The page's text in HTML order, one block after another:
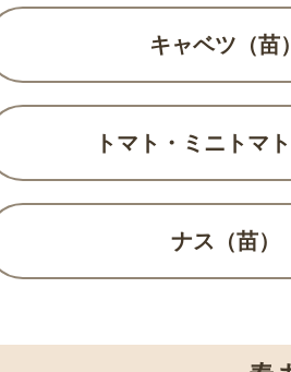
キャベツ（苗）
トマト・ミニトマト
ナス（苗）